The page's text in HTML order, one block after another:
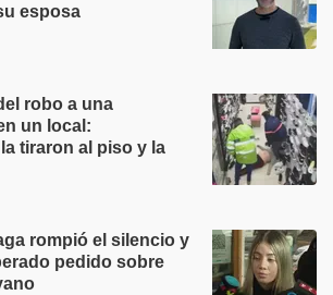
esposa
robo a una
un local:
tiraron al piso y la
rompió el silencio y
pedido sobre